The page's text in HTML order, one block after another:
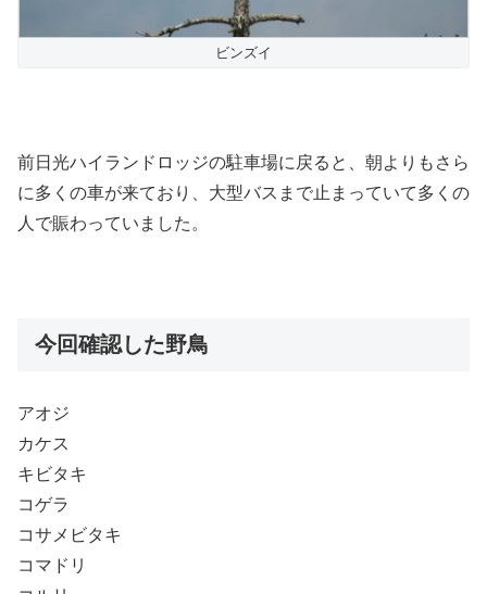
ビンズイ
前日光ハイランドロッジの駐車場に戻ると、朝よりもさら
に多くの車が来ており、大型バスまで止まっていて多くの
人で賑わっていました。
今回確認した野鳥
アオジ
カケス
キビタキ
コゲラ
コサメビタキ
コマドリ